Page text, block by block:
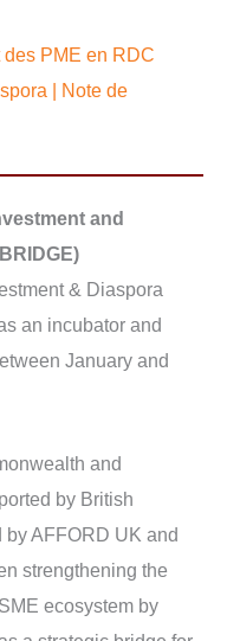
PME en RDC
| Note de
and
& Diaspora
an incubator and
January and
and
by British
AFFORD UK and
strengthening the
ecosystem by